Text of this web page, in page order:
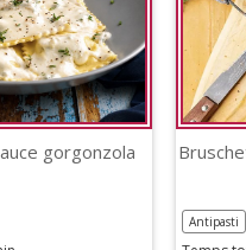
gorgonzola
Antipasti